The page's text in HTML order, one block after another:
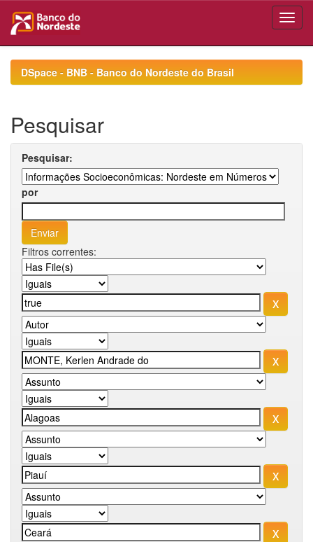
navigationDSpace - BNB - Banco do Nordeste do Brasil
Pesquisar
Pesquisar:
por
Filtros correntes: